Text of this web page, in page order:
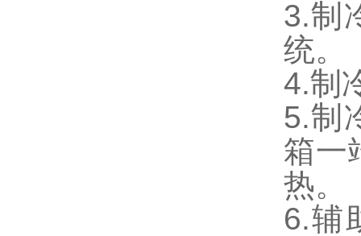
3.制
统。
4.制
5.制
箱一
热。
6.辅